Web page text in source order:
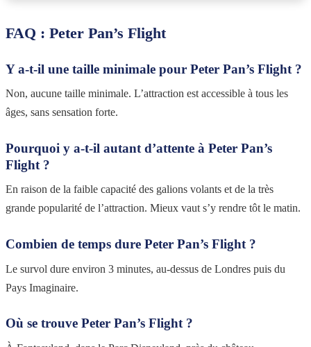
FAQ : Peter Pan’s Flight
Y a-t-il une taille minimale pour Peter Pan’s Flight ?
Non, aucune taille minimale. L’attraction est accessible à tous les
âges, sans sensation forte.
Pourquoi y a-t-il autant d’attente à Peter Pan’s
Flight ?
En raison de la faible capacité des galions volants et de la très
grande popularité de l’attraction. Mieux vaut s’y rendre tôt le matin.
Combien de temps dure Peter Pan’s Flight ?
Le survol dure environ 3 minutes, au-dessus de Londres puis du
Pays Imaginaire.
Où se trouve Peter Pan’s Flight ?